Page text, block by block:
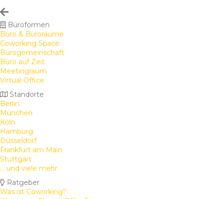
Büroformen
Büro & Büroräume
Coworking Space
Bürogemeinschaft
Büro auf Zeit
Meetingraum
Virtual Office
Standorte
Berlin
München
Köln
Hamburg
Düsseldorf
Frankfurt am Main
Stuttgart
... und viele mehr
Ratgeber
Was ist Coworking?